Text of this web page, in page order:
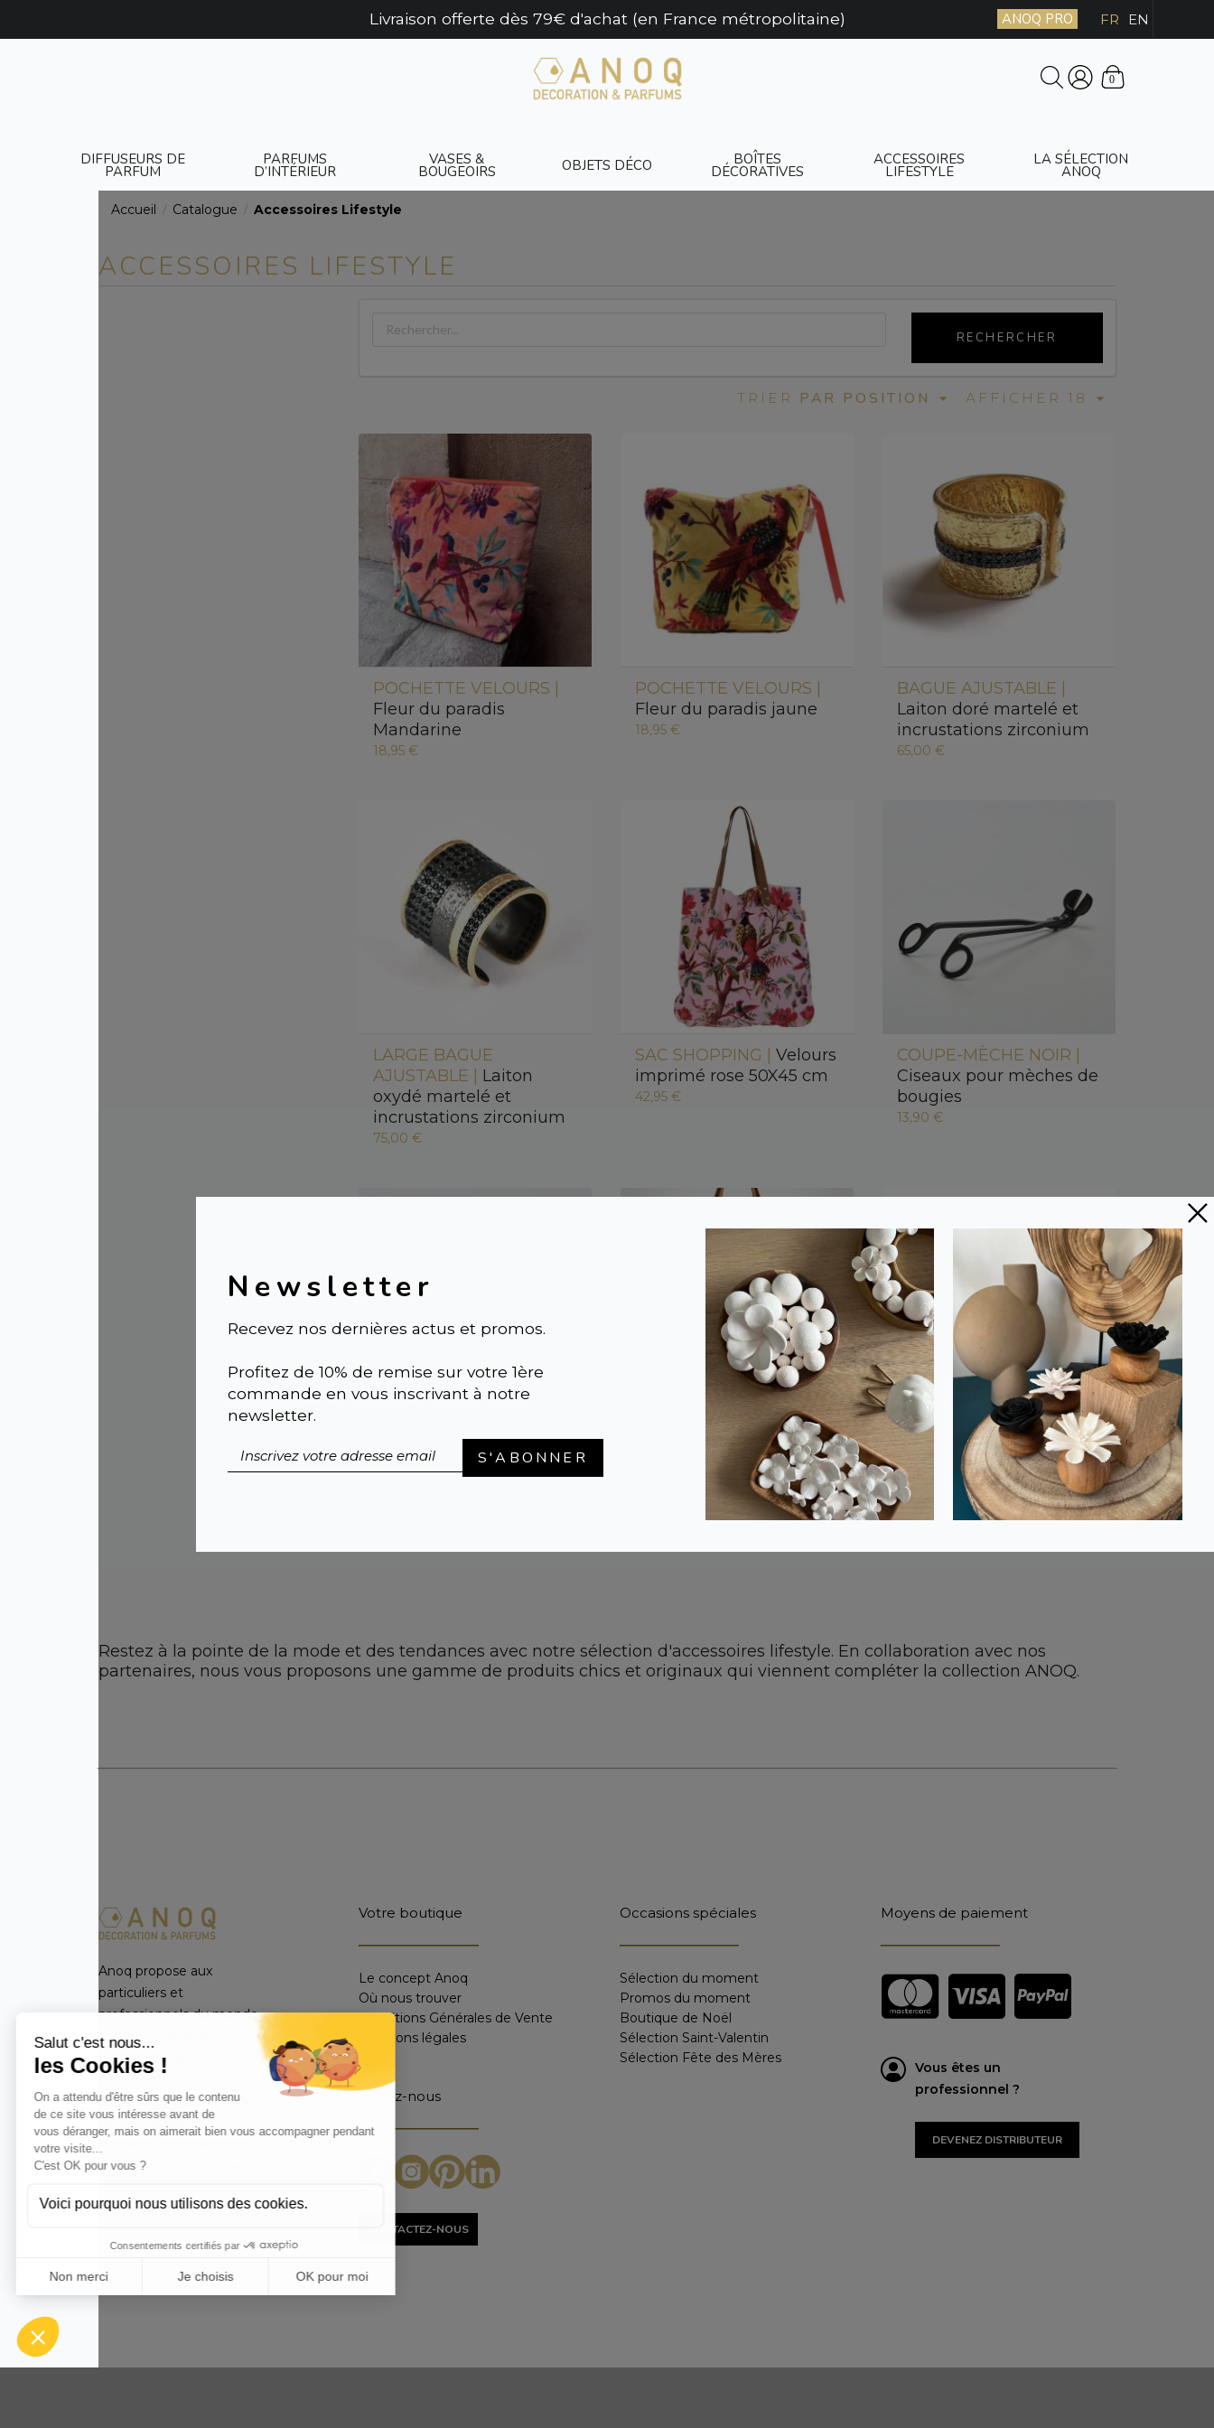
Livraison offerte dès 79€ d'achat (en France métropolitaine) ANOQ PRO FR EN
0
DIFFUSEURS DE
PARFUM
PARFUMS
D’INTÉRIEUR
VASES &
BOUGEOIRS OBJETS DÉCO BOÎTES
DÉCORATIVES
ACCESSOIRES
LIFESTYLE
LA SÉLECTION
ANOQ
Newsletter
Recevez nos dernières actus et promos.
Profitez de 10% de remise sur votre 1ère
commande en vous inscrivant à notre
newsletter.
S'ABONNER
Accueil / Catalogue / Accessoires Lifestyle
ACCESSOIRES LIFESTYLE
RECHERCHER
AFFICHER 18
TRIER PAR POSITION
POCHETTE VELOURS |
Fleur du paradis
Mandarine
18,95 €
POCHETTE VELOURS |
Fleur du paradis jaune
18,95 €
BAGUE AJUSTABLE |
Laiton doré martelé et
incrustations zirconium
65,00 €
LARGE BAGUE
AJUSTABLE | Laiton
oxydé martelé et
incrustations zirconium
75,00 €
SAC SHOPPING |Velours
imprimé rose 50X45 cm
42,95 €
COUPE-MÈCHE NOIR |
Ciseaux pour mèches de
bougies
13,90 €
COUPE-MÈCHE OR
ROSE INOXYDABLE |
SAC SHOPPER |Velours
imprimé Terra 50X45 cm
POCHETTE VELOURS |
Fleur du paradis
18,95 €
Restez à la pointe de la mode et des tendances avec notre sélection d'accessoires lifestyle. En collaboration avec nos
partenaires, nous vous proposons une gamme de produits chics et originaux qui viennent compléter la collection ANOQ.
Anoq propose aux
particuliers et
professionnels du monde
entier un catalogue
exclusif d’objets de
parfums et diffuseurs de
parfum réalisés de
des matières naturelles.
Votre boutique
Le concept Anoq
Où nous trouver
Conditions Générales de Vente
Mentions légales
Suivez-nous
CONTACTEZ-NOUS
Occasions spéciales
Sélection du moment
Promos du moment
Boutique de Noël
Sélection Saint-Valentin
Sélection Fête des Mères
Moyens de paiement
Vous êtes un
professionnel ?
DEVENEZ DISTRIBUTEUR